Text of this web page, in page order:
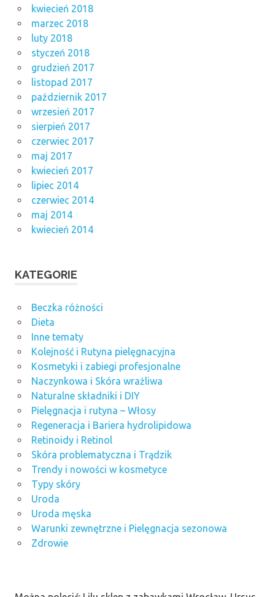
kwiecień 2018
marzec 2018
luty 2018
styczeń 2018
grudzień 2017
listopad 2017
październik 2017
wrzesień 2017
sierpień 2017
czerwiec 2017
maj 2017
kwiecień 2017
lipiec 2014
czerwiec 2014
maj 2014
kwiecień 2014
KATEGORIE
Beczka różności
Dieta
Inne tematy
Kolejność i Rutyna pielęgnacyjna
Kosmetyki i zabiegi profesjonalne
Naczynkowa i Skóra wrażliwa
Naturalne składniki i DIY
Pielęgnacja i rutyna – Włosy
Regeneracja i Bariera hydrolipidowa
Retinoidy i Retinol
Skóra problematyczna i Trądzik
Trendy i nowości w kosmetyce
Typy skóry
Uroda
Uroda męska
Warunki zewnętrzne i Pielęgnacja sezonowa
Zdrowie